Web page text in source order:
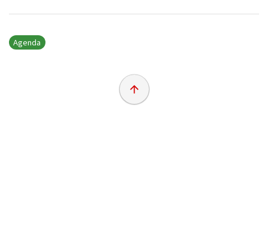
Agenda
arrow_upward